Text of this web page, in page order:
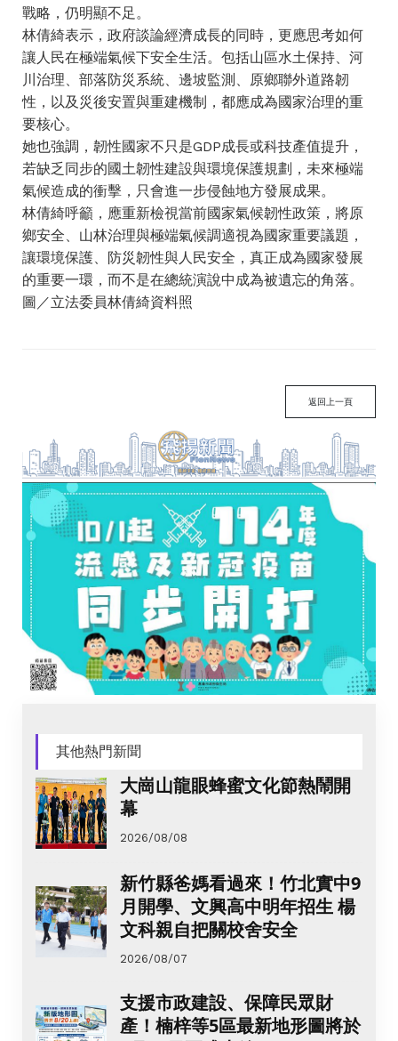
戰略，仍明顯不足。
林倩綺表示，政府談論經濟成長的同時，更應思考如何
讓人民在極端氣候下安全生活。包括山區水土保持、河
川治理、部落防災系統、邊坡監測、原鄉聯外道路韌
性，以及災後安置與重建機制，都應成為國家治理的重
要核心。
她也強調，韌性國家不只是GDP成長或科技產值提升，
若缺乏同步的國土韌性建設與環境保護規劃，未來極端
氣候造成的衝擊，只會進一步侵蝕地方發展成果。
林倩綺呼籲，應重新檢視當前國家氣候韌性政策，將原
鄉安全、山林治理與極端氣候調適視為國家重要議題，
讓環境保護、防災韌性與人民安全，真正成為國家發展
的重要一環，而不是在總統演說中成為被遺忘的角落。
圖／立法委員林倩綺資料照
返回上一頁
其他熱門新聞
大崗山龍眼蜂蜜文化節熱鬧開
幕
2026/08/08
新竹縣爸媽看過來！竹北實中9
月開學、文興高中明年招生 楊
文科親自把關校舍安全
2026/08/07
支援市政建設、保障民眾財
產！楠梓等5區最新地形圖將於